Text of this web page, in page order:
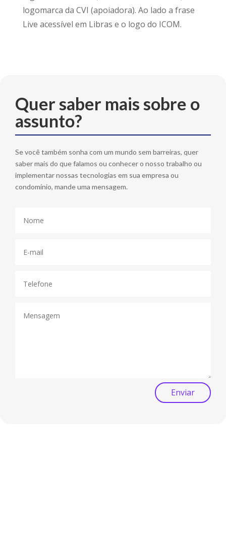
logomarca da CVI (apoiadora). Ao lado a frase
Live acessível em Libras e o logo do ICOM.
Quer saber mais sobre o
assunto?
Se você também sonha com um mundo sem barreiras, quer
saber mais do que falamos ou conhecer o nosso trabalho ou
implementar nossas tecnologias em sua empresa ou
condomínio, mande uma mensagem.
Enviar